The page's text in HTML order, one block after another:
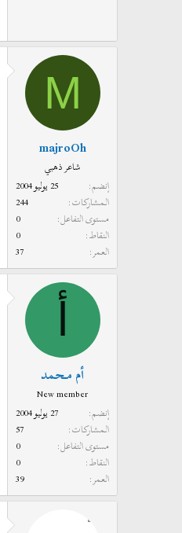
M
majroOh
شاعر ذهبي
إنضم
25 يوليو 2004
المشاركات
244
مستوى التفاعل
0
النقاط
0
العمر
37
أم مـحمد
New member
إنضم
27 يوليو 2004
المشاركات
57
مستوى التفاعل
0
النقاط
0
العمر
39